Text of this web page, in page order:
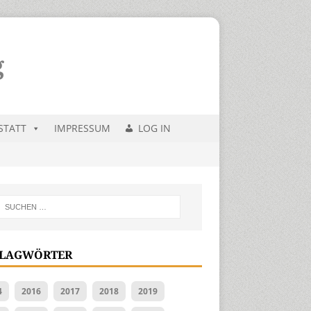
IMPRESSUM LOG IN
2016 2017 2018 2019